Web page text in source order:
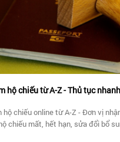
hộ chiếu từ A-Z - Thủ tục
hộ chiếu online từ A-Z - Đơn vị
chiếu mất, hết hạn, sửa đổi bổ